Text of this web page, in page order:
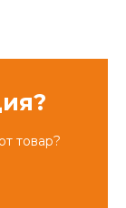
товар?